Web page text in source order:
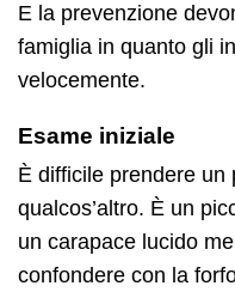
E la prevenzione
famiglia in quanto gli
velocemente.
Esame iniziale
È difficile prendere un
qualcos’altro. È un
un carapace lucido
confondere con la